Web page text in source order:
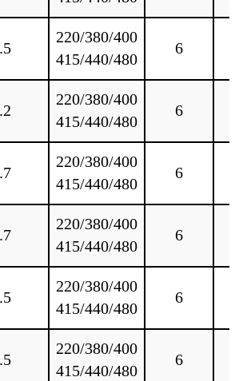
220/380/400
415/440/480
6
220/380/400
415/440/480
6
220/380/400
415/440/480
6
220/380/400
415/440/480
6
220/380/400
415/440/480
6
220/380/400
415/440/480
6